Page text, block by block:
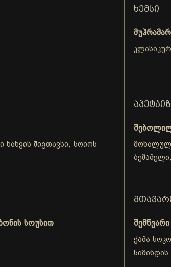
შიგთავსი, სოიოს
სოუსით
ᲮᲔᲛᲡᲘ
ქამა
სიმინდის